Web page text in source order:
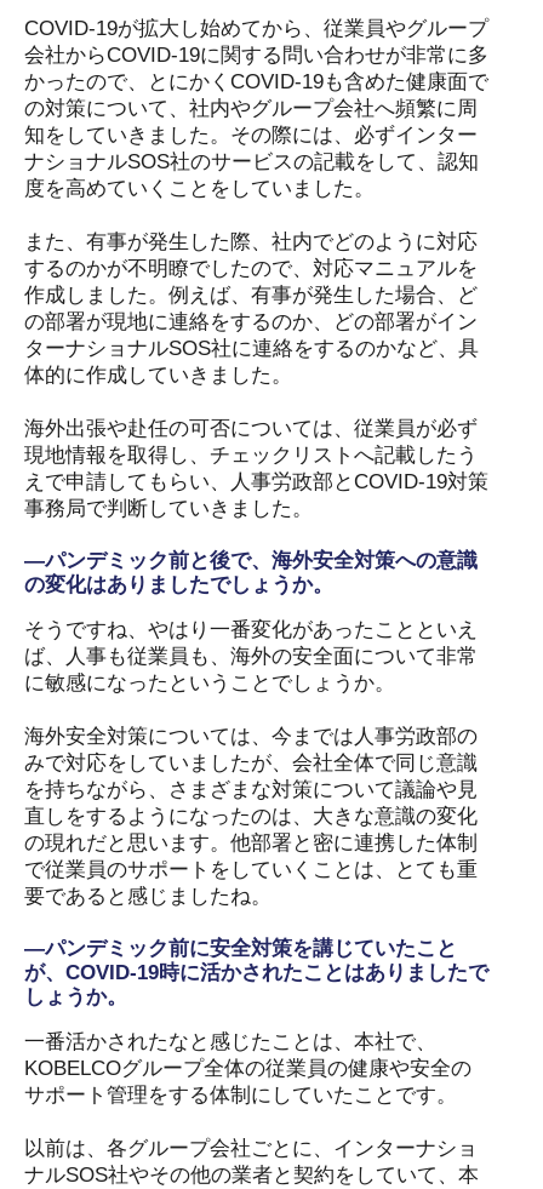
COVID-19が拡大し始めてから、従業員やグループ
会社からCOVID-19に関する問い合わせが非常に多
かったので、とにかくCOVID-19も含めた健康面で
の対策について、社内やグループ会社へ頻繁に周
知をしていきました。その際には、必ずインター
ナショナルSOS社のサービスの記載をして、認知
度を高めていくことをしていました。
また、有事が発生した際、社内でどのように対応
するのかが不明瞭でしたので、対応マニュアルを
作成しました。例えば、有事が発生した場合、ど
の部署が現地に連絡をするのか、どの部署がイン
ターナショナルSOS社に連絡をするのかなど、具
体的に作成していきました。
海外出張や赴任の可否については、従業員が必ず
現地情報を取得し、チェックリストへ記載したう
えで申請してもらい、人事労政部とCOVID-19対策
事務局で判断していきました。
―パンデミック前と後で、海外安全対策への意識
の変化はありましたでしょうか。
そうですね、やはり一番変化があったことといえ
ば、人事も従業員も、海外の安全面について非常
に敏感になったということでしょうか。
海外安全対策については、今までは人事労政部の
みで対応をしていましたが、会社全体で同じ意識
を持ちながら、さまざまな対策について議論や見
直しをするようになったのは、大きな意識の変化
の現れだと思います。他部署と密に連携した体制
で従業員のサポートをしていくことは、とても重
要であると感じましたね。
―パンデミック前に安全対策を講じていたこと
が、COVID-19時に活かされたことはありましたで
しょうか。
一番活かされたなと感じたことは、本社で、
KOBELCOグループ全体の従業員の健康や安全の
サポート管理をする体制にしていたことです。
以前は、各グループ会社ごとに、インターナショ
ナルSOS社やその他の業者と契約をしていて、本